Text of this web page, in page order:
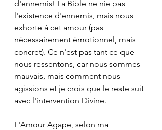
d'ennemis! La Bible ne nie pas
l'existence d'ennemis, mais nous
exhorte à cet amour (pas
nécessairement émotionnel, mais
concret). Ce n'est pas tant ce que
nous ressentons, car nous sommes
mauvais, mais comment nous
agissions et je crois que le reste suit
avec l'intervention Divine.
L'Amour Agape, selon ma